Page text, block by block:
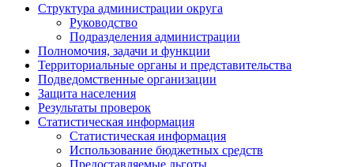
Структура администрации округа
Руководство
Подразделения администрации
Полномочия, задачи и функции
Территориальные органы и представительства
Подведомственные организации
Защита населения
Результаты проверок
Статистическая информация
Статистическая информация
Использование бюджетных средств
Предоставляемые льготы